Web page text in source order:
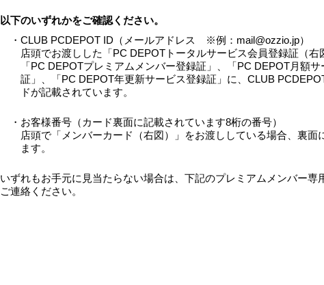
以下のいずれかをご確認ください。
・CLUB PCDEPOT ID（メールアドレス ※例：mail@ozzio.jp）
店頭でお渡しした「PC DEPOTトータルサービス会員登録証（右
「PC DEPOTプレミアムメンバー登録証」、「PC DEPOT月額
証」、「PC DEPOT年更新サービス登録証」に、CLUB
ドが記載されています。
・お客様番号（カード裏面に記載されています8桁の番号）
店頭で「メンバーカード（右図）」をお渡ししている場合、裏面
ます。
いずれもお手元に見当たらない場合は、下記のプレミアムメンバー専
ご連絡ください。